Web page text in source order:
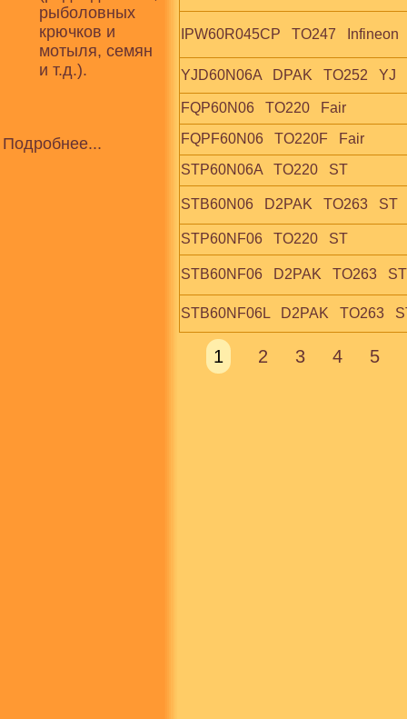
рыболовных
крючков и
мотыля, семян
и т.д.).
Подробнее...
IPW60R045CP   TO247   Infineon
YJD60N06A   DPAK   TO252   YJ
FQP60N06   TO220   Fair
FQPF60N06   TO220F   Fair
STP60N06A   TO220   ST
STB60N06   D2PAK   TO263   ST
STP60NF06   TO220   ST
STB60NF06   D2PAK   TO263   ST
STB60NF06L   D2PAK   TO263
1 2 3 4 5